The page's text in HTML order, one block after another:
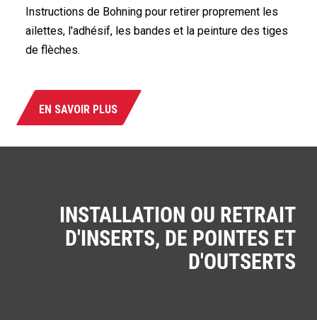
Instructions de Bohning pour retirer proprement les
ailettes, l'adhésif, les bandes et la peinture des tiges
de flèches.
EN SAVOIR PLUS
INSTALLATION OU RETRAIT
D'INSERTS, DE POINTES ET
D'OUTSERTS